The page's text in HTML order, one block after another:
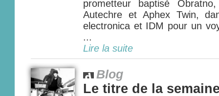
prometteur baptisé
Autechre et Aphex Twin,
electronica et IDM pour un
...
Lire la suite
Blog
Le titre de la